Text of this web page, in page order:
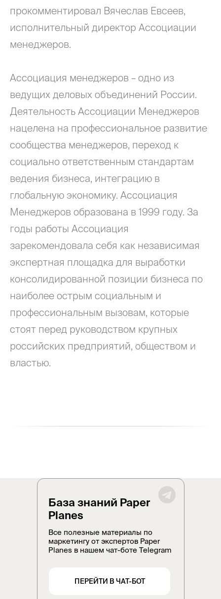
прокомментировал Вячеслав Евсеев,
исполнительный директор Ассоциации
менеджеров.
Ассоциация менеджеров – одно из
ведущих деловых объединений России.
Деятельность Ассоциации Менеджеров
нацелена на профессиональное развитие
сообщества менеджеров, переход к
социально ответственным стандартам
ведения бизнеса, интеграцию в
глобальную экономику. Ассоциация
Менеджеров образована в 1999 году. За
годы работы Ассоциация
зарекомендовала себя как независимая
экспертная площадка для выработки
консолидированной позиции бизнеса по
наиболее острым социальным и
профессиональным вызовам, которые
стоят перед руководством крупных
российских предприятий, обществом и
властью.
Все полезные материалы по
маркетингу от экспертов Paper
Planes в нашем чат-боте Telegram
База знаний Paper
Planes
ПЕРЕЙТИ В ЧАТ-БОТ
/свяжитесь с нами,
чтобы
Заказать проект